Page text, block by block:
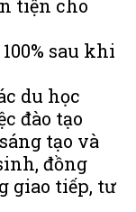
tiện cho
sau khi
du học
đào tạo
tạo và
đồng
giao tiếp, tư